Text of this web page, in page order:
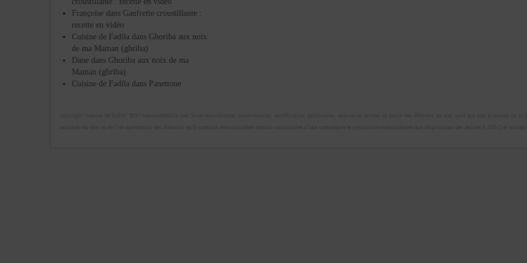
Françoise dans Gaufrette croustillante :
recette en vidéo
Cuisine de Fadila dans Ghoriba aux noix
de ma Maman (ghriba)
Dane dans Ghoriba aux noix de ma
Maman (ghriba)
Cuisine de Fadila dans Panettone